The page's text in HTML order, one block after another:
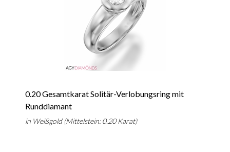
0.20 Gesamtkarat Solitär-Verlobungsring mit
Runddiamant
in Weißgold (Mittelstein: 0.20 Karat)